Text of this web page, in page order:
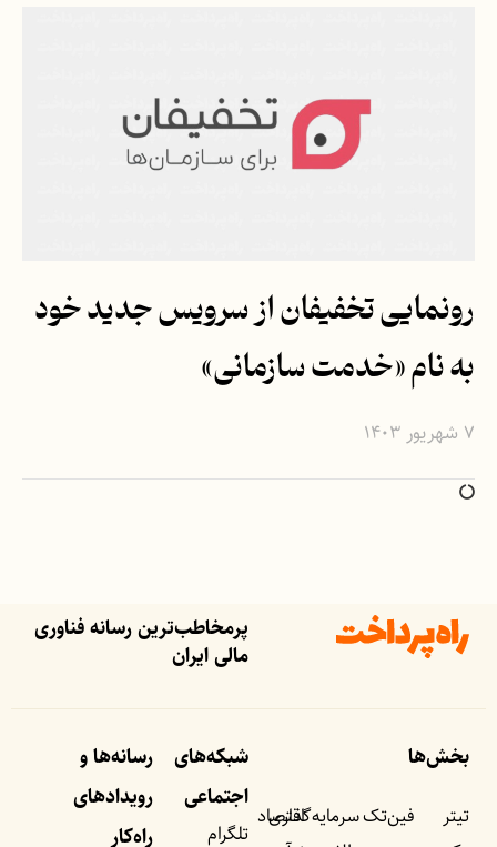
رونمایی تخفیفان از سرویس جدید خود
به نام «خدمت سازمانی»
۷ شهریور ۱۴۰۳
پرمخاطب‌ترین رسانه فناوری
مالی ایران
بخش‌ها
تیتر
فین‌تکسرمایه‌گذاری
اقتصاد
شبکه‌های
اجتماعی
تلگرام
رسانه‌ها و
رویداد‌های
راه‌کار